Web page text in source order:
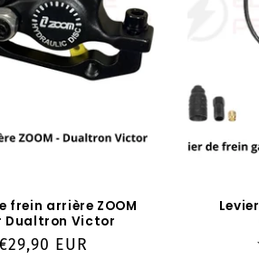
frein arrière ZOOM
Dualtron Victor
EUR